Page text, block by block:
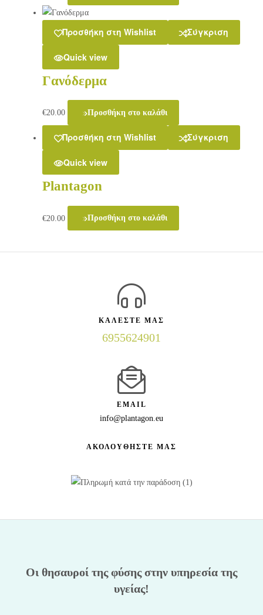
Προσθήκη στη Wishlist Σύγκριση
Quick view
Γανόδερμα
€20.00 Προσθήκη στο καλάθι
Προσθήκη στη Wishlist Σύγκριση
Quick view
Plantagon
€20.00 Προσθήκη στο καλάθι
ΚΑΛΕΣΤΕ ΜΑΣ
6955624901
EMAIL
info@plantagon.eu
ΑΚΟΛΟΥΘΗΣΤΕ ΜΑΣ
Οι θησαυροί της φύσης στην υπηρεσία της
υγείας!